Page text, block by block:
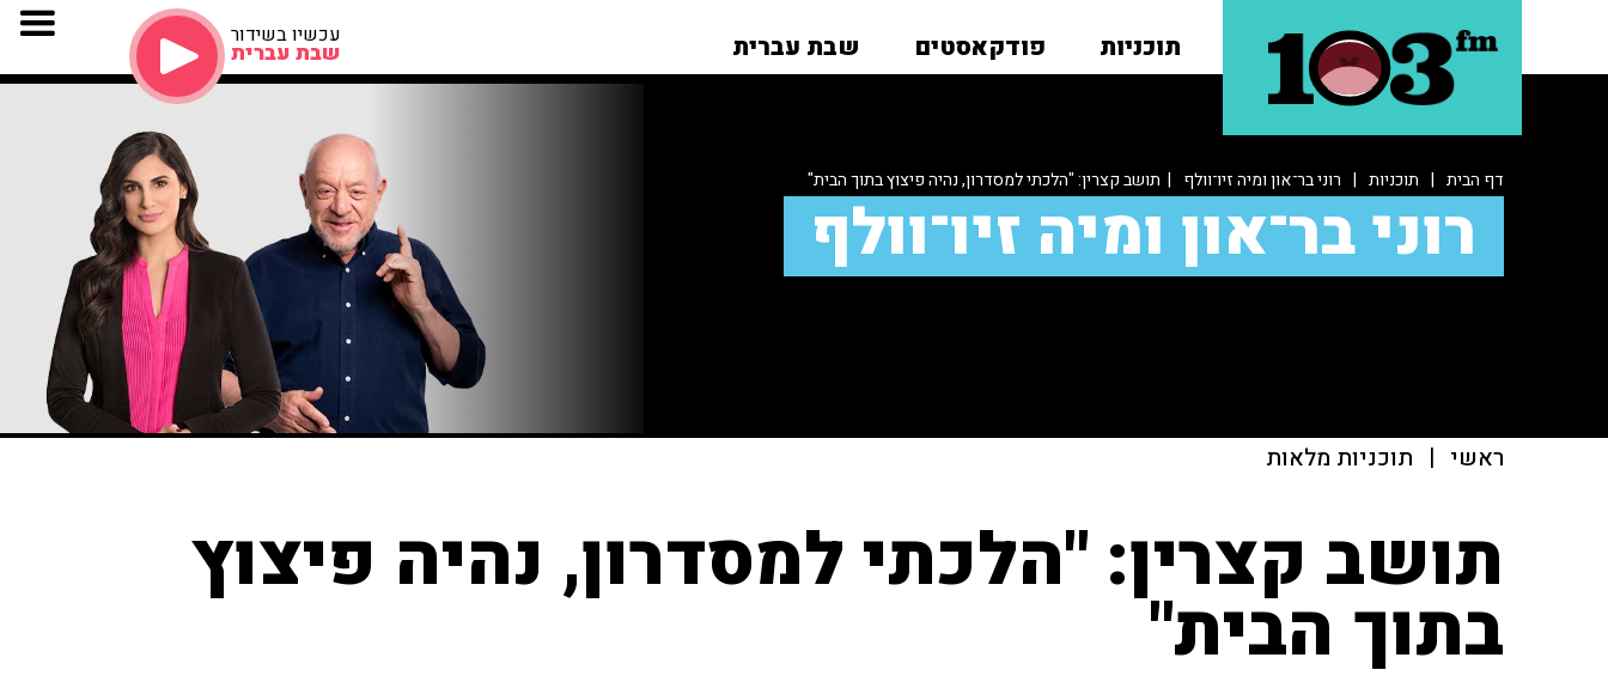
תוכניות פודקאסטים שבת עברית עכשיו בשידור
שבת עברית
דף הבית | תוכניות | רוני בר־און ומיה זיו־וולף | תושב קצרין: "הלכתי למסדרון, נהיה פיצוץ בתוך הבית"
רוני בר־און ומיה זיו־וולף
ראשי | תוכניות מלאות
תושב קצרין: "הלכתי למסדרון, נהיה פיצוץ
בתוך הבית"